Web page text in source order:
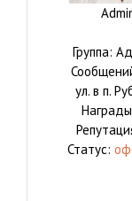
Группа:
ул. в п.
Статус: